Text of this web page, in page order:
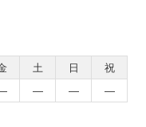
土 日
祝
― ― ―